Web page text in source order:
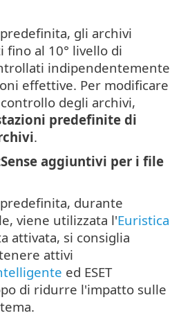
gli archivi
fino al 10° livello di
indipendentemente
effettive. Per modificare
degli archivi,
predefinite di
.
aggiuntivi per i file
durante
viene utilizzata l'Euristica
attivata, si consiglia
attivi
ed ESET
di ridurre l'impatto sulle